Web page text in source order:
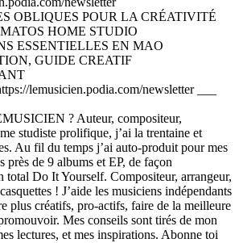
OBLIQUES POUR LA CRÉATIVITÉ
HOME STUDIO
ESSENTIELLES EN MAO
GUIDE CREATIF
lemusicien.podia.com/newsletter ___
? Auteur, compositeur,
studiste prolifique, j’ai la trentaine et
Au fil du temps j’ai auto-produit pour mes
près de 9 albums et EP, de façon
total Do It Yourself. Compositeur, arrangeur,
! J’aide les musiciens indépendants
plus créatifs, pro-actifs, faire de la meilleure
Mes conseils sont tirés de mon
lectures, et mes inspirations. Abonne toi